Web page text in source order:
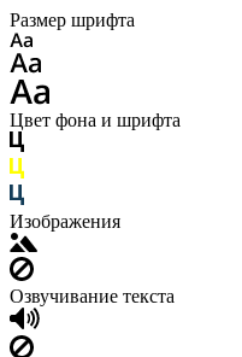
Размер шрифта
Цвет фона и шрифта
Изображения
Озвучивание текста